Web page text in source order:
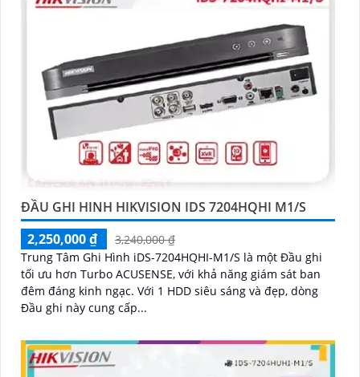
ĐẦU GHI HINH HIKVISION IDS 7204HQHI M1/S
2,250,000 ₫
3,240,000 ₫
Trung Tâm Ghi Hình iDS-7204HQHI-M1/S là một Đầu ghi
tối ưu hơn Turbo ACUSENSE, với khả năng giám sát ban
đêm đáng kinh ngạc. Với 1 HDD siêu sáng và đẹp, dòng
Đầu ghi này cung cấp...